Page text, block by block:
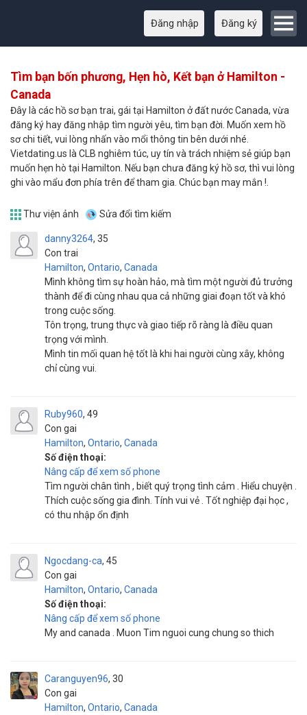
Đăng nhập Đăng ký
Tìm bạn bốn phương, Hẹn hò, Kết bạn ở Hamilton -
Canada
Đây là các hồ sơ bạn trai, gái tại Hamilton ở đất nước Canada, vừa
đăng ký hay đăng nhập tìm người yêu, tìm bạn đời. Muốn xem hồ
sơ chi tiết, vui lòng nhấn vào mổi thông tin bên dưới nhé.
Vietdating.us là CLB nghiêm túc, uy tín và trách nhiệm sẻ giúp bạn
muốn hẹn hò tại Hamilton. Nếu bạn chưa đăng ký hồ sơ, thì vui lòng
ghi vào mẩu đơn phía trên để tham gia. Chúc bạn may mắn !.
Thư viện ảnh Sửa đổi tìm kiếm
danny3264
Con trai
35
Hamilton, Ontario, Canada
Mình không tìm sự hoàn hảo, mà tìm một người đủ trưởng
thành để đi cùng nhau qua cả những giai đoạn tốt và khó
trong cuộc sống.
Tôn trọng, trung thực và giao tiếp rõ ràng là điều quan
trọng với mình.
Mình tin mối quan hệ tốt là khi hai người cùng xây, không
chỉ cùng vui.
Ruby960
Con gai
49
Hamilton, Ontario, Canada
Số điện thoại:
Nâng cấp để xem số phone
Tìm người chân tình , biết quý trọng tình cảm . Hiểu chuyện .
Thích cuộc sống gia đình. Tính vui vẻ . Tốt nghiệp đại học ,
có thu nhập ổn định
Ngocdang-ca
Con gai
45
Hamilton, Ontario, Canada
Số điện thoại:
Nâng cấp để xem số phone
My and canada . Muon Tim nguoi cung chung so thich
Caranguyen96
Con gai
30
Hamilton, Ontario, Canada